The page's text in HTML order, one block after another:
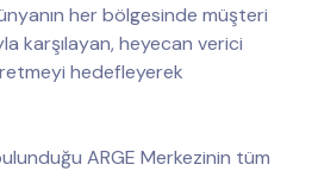
her bölgesinde müşteri
karşılayan, heyecan verici
hedefleyerek
ARGE Merkezinin tüm